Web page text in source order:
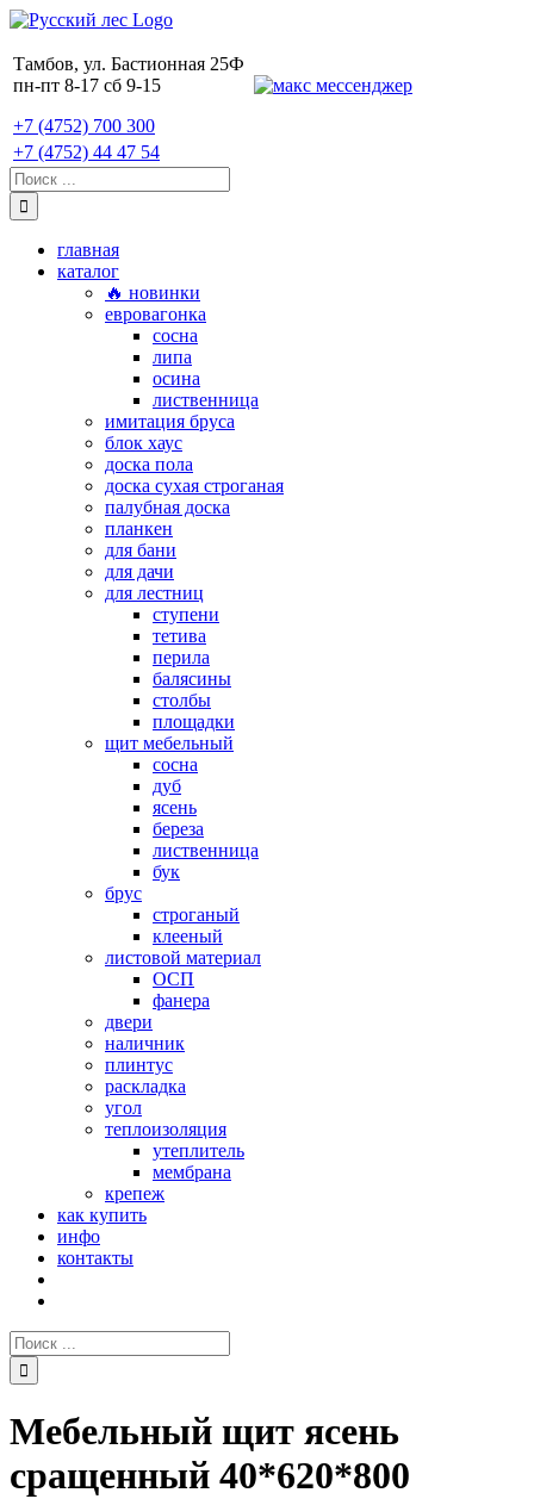
Skip
content
Тамбов, ул. Бастионная 25Ф
пн-пт 8-17 сб 9-15
+7 (4752) 700 300
+7 (4752) 44 47 54
Поиск:
главная
каталог
🔥 новинки
евровагонка
сосна
липа
осина
лиственница
имитация бруса
блок хаус
доска пола
доска сухая строганая
палубная доска
планкен
для бани
для дачи
для лестниц
ступени
тетива
перила
балясины
столбы
площадки
щит мебельный
сосна
дуб
ясень
береза
лиственница
бук
брус
строганый
клееный
листовой материал
ОСП
фанера
двери
наличник
плинтус
раскладка
угол
теплоизоляция
утеплитель
мембрана
крепеж
как купить
инфо
контакты
Поиск:
Мебельный щит ясень
сращенный 40*620*800